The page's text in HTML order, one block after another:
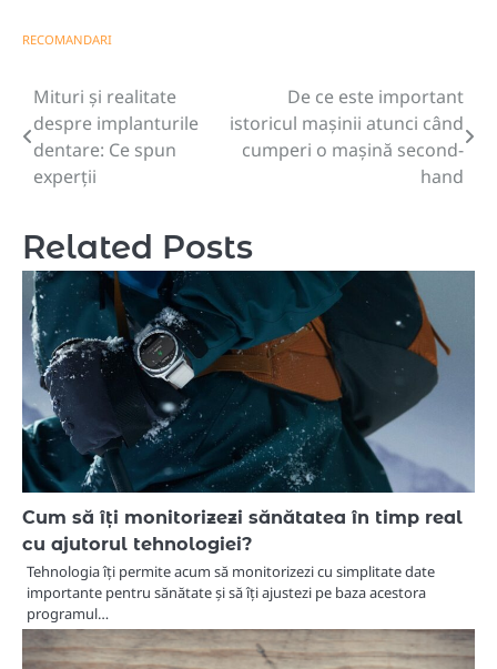
RECOMANDARI
Navigare
în
articole
Mituri și realitate
despre implanturile
dentare: Ce spun
experții
De ce este important
istoricul mașinii atunci când
cumperi o mașină second-
hand
Related Posts
Cum să îți monitorizezi sănătatea în timp real
cu ajutorul tehnologiei?
Tehnologia îți permite acum să monitorizezi cu simplitate date
importante pentru sănătate și să îți ajustezi pe baza acestora
programul…